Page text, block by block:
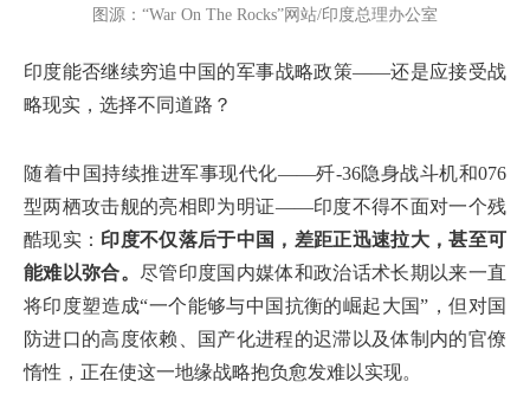
图源：“War On The Rocks”网站/印度总理办公室
印度能否继续穷追中国的军事战略政策——还是应接受战
略现实，选择不同道路？
随着中国持续推进军事现代化——歼-36隐身战斗机和076
型两栖攻击舰的亮相即为明证——印度不得不面对一个残
酷现实： 印度不仅落后于中国，差距正迅速拉大，甚至可
能难以弥合。 尽管印度国内媒体和政治话术长期以来一直
将印度塑造成“一个能够与中国抗衡的崛起大国”，但对国
防进口的高度依赖、国产化进程的迟滞以及体制内的官僚
惰性，正在使这一地缘战略抱负愈发难以实现。